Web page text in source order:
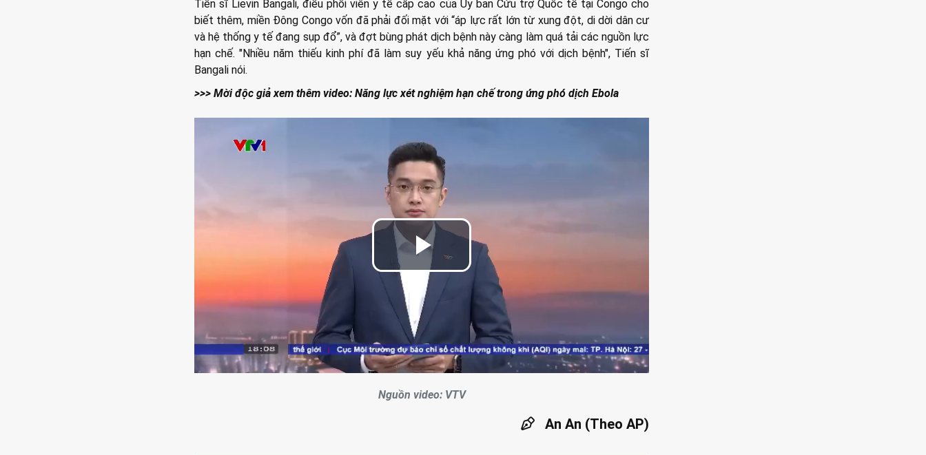
Tiến sĩ Lievin Bangali, điều phối viên y tế cấp cao của Ủy ban Cứu trợ Quốc tế tại Congo cho
biết thêm, miền Đông Congo vốn đã phải đối mặt với “áp lực rất lớn từ xung đột, di dời dân cư
và hệ thống y tế đang sụp đổ”, và đợt bùng phát dịch bệnh này càng làm quá tải các nguồn lực
hạn chế. "Nhiều năm thiếu kinh phí đã làm suy yếu khả năng ứng phó với dịch bệnh", Tiến sĩ
Bangali nói.
>>> Mời độc giả xem thêm video: ​Năng lực xét nghiệm hạn chế trong ứng phó dịch Ebola
Play
Video
Nguồn video: VTV
An An (Theo AP)